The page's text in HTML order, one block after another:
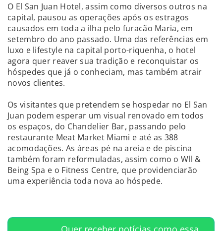
O El San Juan Hotel, assim como diversos outros na
capital, pausou as operações após os estragos
causados em toda a ilha pelo furacão Maria, em
setembro do ano passado. Uma das referências em
luxo e lifestyle na capital porto-riquenha, o hotel
agora quer reaver sua tradição e reconquistar os
hóspedes que já o conheciam, mas também atrair
novos clientes.
Os visitantes que pretendem se hospedar no El San
Juan podem esperar um visual renovado em todos
os espaços, do Chandelier Bar, passando pelo
restaurante Meat Market Miami e até as 388
acomodações. As áreas pé na areia e de piscina
também foram reformuladas, assim como o Wll &
Being Spa e o Fitness Centre, que providenciarão
uma experiência toda nova ao hóspede.